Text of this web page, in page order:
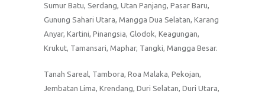
Sumur Batu, Serdang, Utan Panjang, Pasar Baru,
Gunung Sahari Utara, Mangga Dua Selatan, Karang
Anyar, Kartini, Pinangsia, Glodok, Keagungan,
Krukut, Tamansari, Maphar, Tangki, Mangga Besar.
Tanah Sareal, Tambora, Roa Malaka, Pekojan,
Jembatan Lima, Krendang, Duri Selatan, Duri Utara,